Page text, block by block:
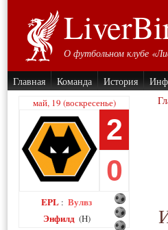
О футбольном клубе
Главная Команда История
май, 19 (воскресенье)
2
0
EPL : Вулвз
Энфилд (H)